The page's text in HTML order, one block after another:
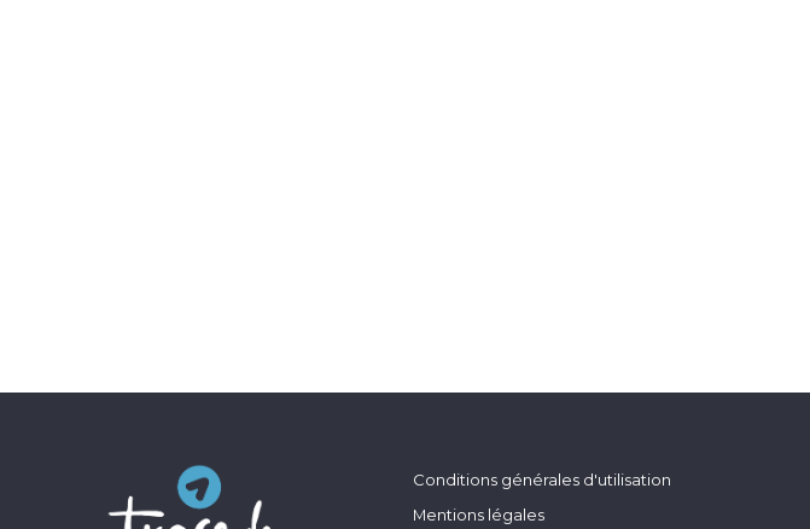
Conditions générales d'utilisation
Mentions légales